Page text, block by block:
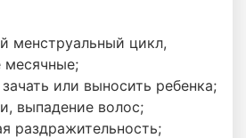
менструальный цикл,
месячные;
или выносить ребенка;
выпадение волос;
раздражительность;